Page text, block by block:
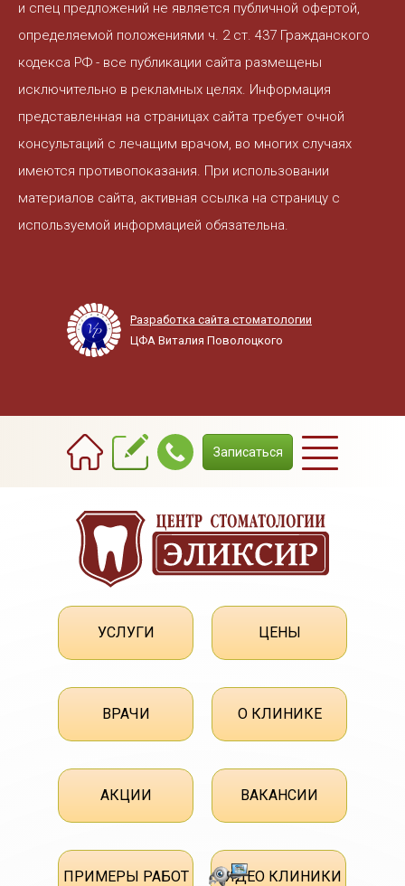
и спец предложений не является публичной офертой,
определяемой положениями ч. 2 ст. 437 Гражданского
кодекса РФ - все публикации сайта размещены
исключительно в рекламных целях. Информация
представленная на страницах сайта требует очной
консультаций с лечащим врачом, во многих случаях
имеются противопоказания. При использовании
материалов сайта, активная ссылка на страницу с
используемой информацией обязательна.
Разработка сайта стоматологии
ЦФА Виталия Поволоцкого
Записаться
УСЛУГИ ЦЕНЫ
ВРАЧИ О КЛИНИКЕ
+7(3822) 908-800
АКЦИИ ВАКАНСИИ
ПРИМЕРЫ РАБОТ ВИДЕО КЛИНИКИ